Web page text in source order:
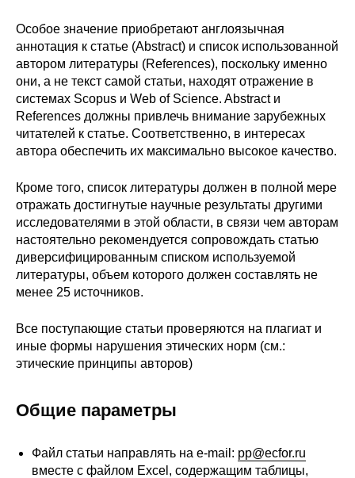
Особое значение приобретают англоязычная
аннотация к статье (Abstract) и список использованной
автором литературы (References), поскольку именно
они, а не текст самой статьи, находят отражение в
системах Scopus и Web of Science. Abstract и
References должны привлечь внимание зарубежных
читателей к статье. Соответственно, в интересах
автора обеспечить их максимально высокое качество.
Кроме того, список литературы должен в полной мере
отражать достигнутые научные результаты другими
исследователями в этой области, в связи чем авторам
настоятельно рекомендуется сопровождать статью
диверсифицированным списком используемой
литературы, объем которого должен составлять не
менее 25 источников.
Все поступающие статьи проверяются на плагиат и
иные формы нарушения этических норм (см.:
этические принципы авторов)
Общие параметры
Файл статьи направлять на e-mail: pp@ecfor.ru
вместе с файлом Excel, содержащим таблицы,